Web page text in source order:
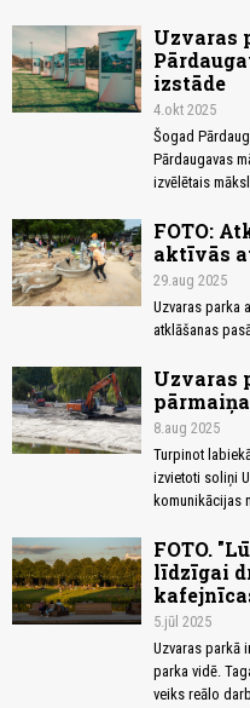
Uzvaras
izstāde
4.okt 2025
Šogad
Pārdaugavas
izvēlētais
FOTO:
aktīvās
29.aug 2025
Uzvaras parka
atklāšanas
Uzvaras
8.aug 2025
Turpinot
izvietoti soliņi
komunikācijas
FOTO.
līdzīgai
5.jūl 2025
Uzvaras parkā
parka vidē.
veiks reālo